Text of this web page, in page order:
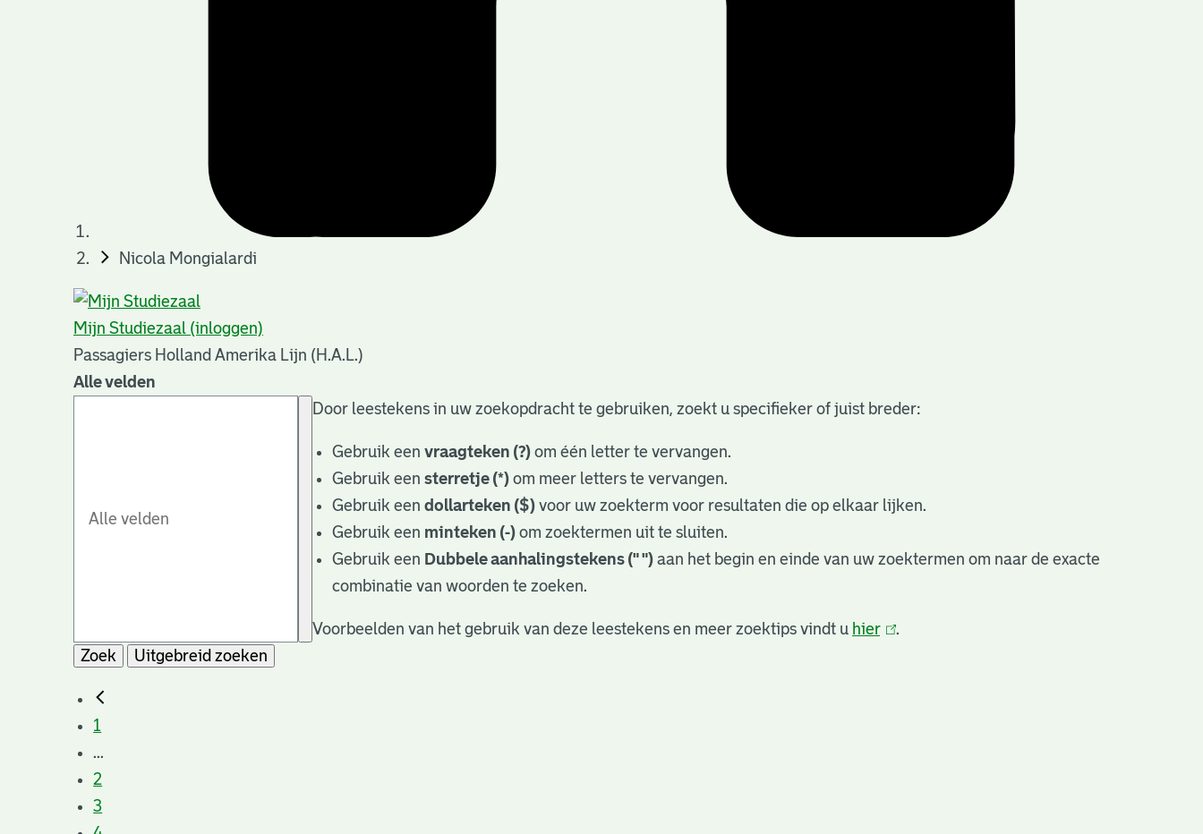
Nicola Mongialardi
Mijn Studiezaal (inloggen)
Passagiers Holland Amerika Lijn (H.A.L.)
Alle velden
Door leestekens in uw zoekopdracht te gebruiken, zoekt u specifieker of juist breder:
Gebruik eenvraagteken (?) om één letter te vervangen.
Gebruik eensterretje (*) om meer letters te vervangen.
Gebruik eendollarteken ($) voor uw zoekterm voor resultaten die op elkaar lijken.
Gebruik een minteken (-) om zoektermen uit te sluiten.
Gebruik een Dubbele aanhalingstekens (" ") aan het begin en einde van uw zoektermen om naar de exacte
combinatie van woorden te zoeken.
Voorbeelden van het gebruik van deze leestekens en meer zoektips vindt u hier(link
.
Zoek
Uitgebreid zoeken
1
...
2
3